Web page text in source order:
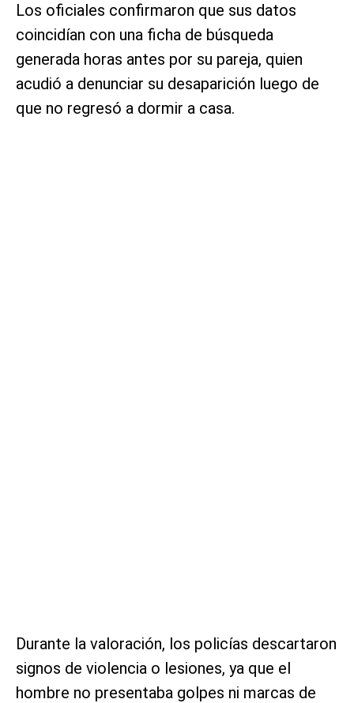
Los oficiales confirmaron que sus datos
coincidían con una ficha de búsqueda
generada horas antes por su pareja, quien
acudió a denunciar su desaparición luego de
que no regresó a dormir a casa.
Durante la valoración, los policías descartaron
signos de violencia o lesiones, ya que el
hombre no presentaba golpes ni marcas de